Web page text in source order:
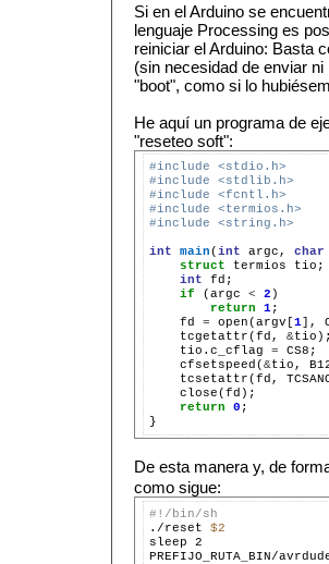
Si en el Arduino se
lenguaje Processing es
reiniciar el Arduino: Basta
(sin necesidad de enviar
"boot", como si lo
He aquí un programa de
"reseteo soft":
#include <stdio.h>
#include <stdlib.h>
#include <fcntl.h>
#include <termios.h>
#include <string.h>
int main(int argc, char
struct termios tio;
int fd;
if (argc < 2 )
return
1;
    fd
= open(argv[1],
    tcgetattr(fd,
&tio);
    tio.c_cflag
= CS8;
    cfsetspeed(
&tio,
tcsetattr(fd,
    close(fd);
return
0 ;
De esta manera y, de
como sigue:
#!/bin/sh
./reset $2
sleep 2
PREFIJO_RUTA_BIN/